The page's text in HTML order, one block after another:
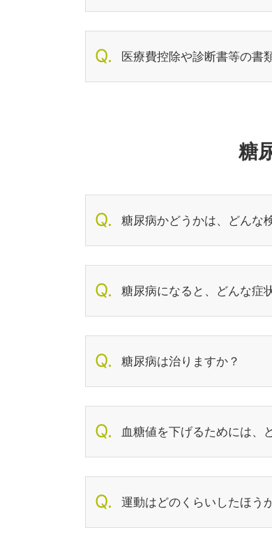
医療費控除や診断書等の書
糖
糖尿病かどうかは、どんな
糖尿病になると、どんな症
糖尿病は治りますか？
血糖値を下げるためには、
運動はどのくらいしたほう